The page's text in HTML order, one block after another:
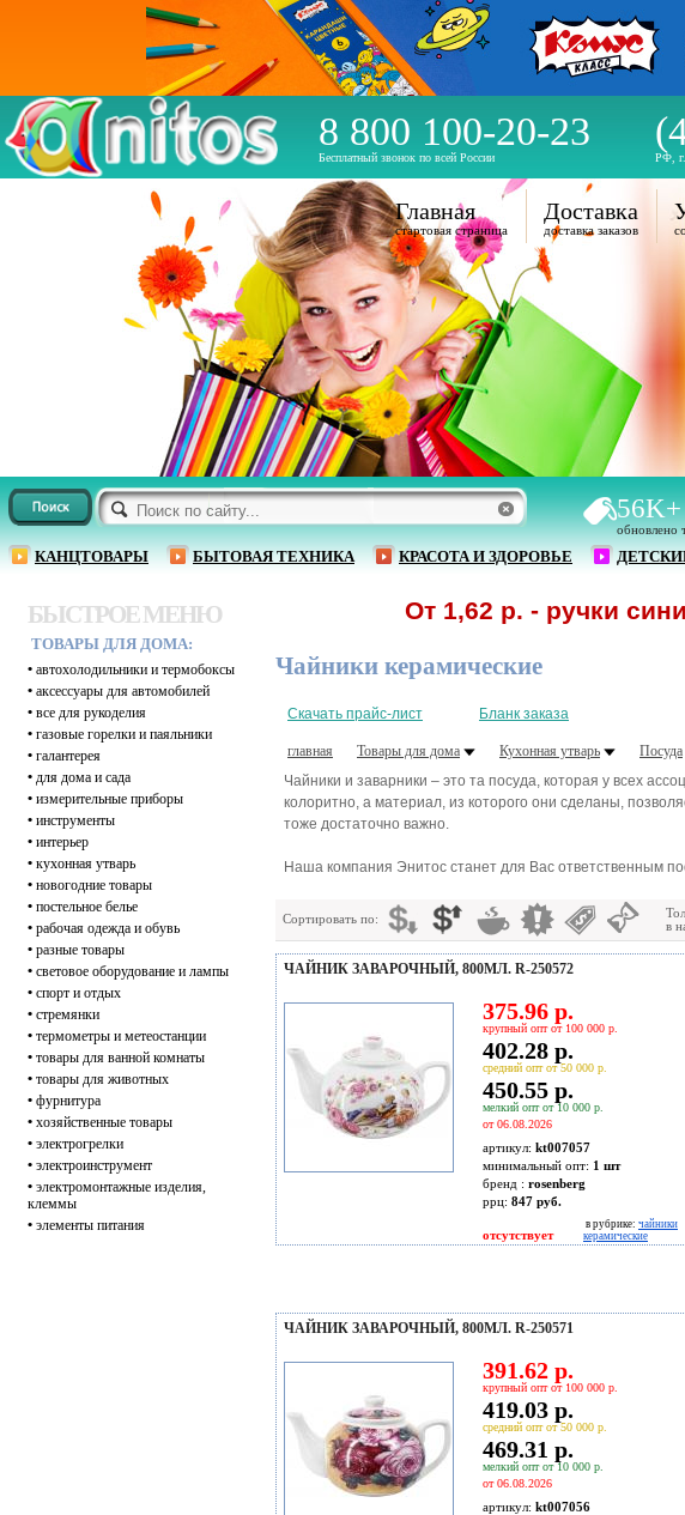
8 800 100-20-23
Бесплатный звонок по всей России РФ,
56K+
обновлено
КАНЦТОВАРЫ БЫТОВАЯ ТЕХНИКА КРАСОТА И ЗДОРОВЬЕ
Главная
стартовая страница
Доставка
доставка заказов
БЫСТРОЕ МЕНЮ
ТОВАРЫ ДЛЯ ДОМА:
• автохолодильники и термобоксы
• аксессуары для автомобилей
• все для рукоделия
• газовые горелки и паяльники
• галантерея
• для дома и сада
• измерительные приборы
• инструменты
• интерьер
• кухонная утварь
• новогодние товары
• постельное белье
• рабочая одежда и обувь
• разные товары
• световое оборудование и лампы
• спорт и отдых
• стремянки
• термометры и метеостанции
• товары для ванной комнаты
• товары для животных
• фурнитура
• хозяйственные товары
• электрогрелки
• электроинструмент
• электромонтажные изделия,
клеммы
• элементы питания
От 1,62 р. - ручки синие
Чайники керамические
Скачать прайс-лист Бланк заказа
главная Товары для дома Кухонная утварь Посуда
Чайники и заварники – это та посуда, которая у всех
колоритно, а материал, из которого они сделаны,
тоже достаточно важно.
Наша компания Энитос станет для Вас ответственным
Сортировать по:
в
ЧАЙНИК ЗАВАРОЧНЫЙ, 800МЛ. R-250572
375.96 р.
крупный опт от 100 000 р.
402.28 р.
средний опт от 50 000 р.
450.55 р.
мелкий опт от 10 000 р.
от 06.08.2026
артикул: kt007057
минимальный опт: 1 шт
бренд : rosenberg
ррц: 847 руб.
отсутствует
в рубрике: чайники
керамические
ЧАЙНИК ЗАВАРОЧНЫЙ, 800МЛ. R-250571
391.62 р.
крупный опт от 100 000 р.
419.03 р.
средний опт от 50 000 р.
469.31 р.
мелкий опт от 10 000 р.
от 06.08.2026
артикул: kt007056